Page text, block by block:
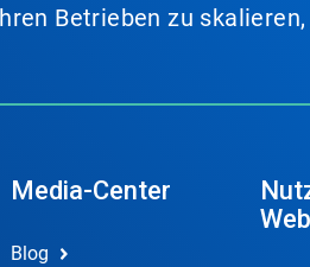
Betrieben zu
Media-Center
Blog